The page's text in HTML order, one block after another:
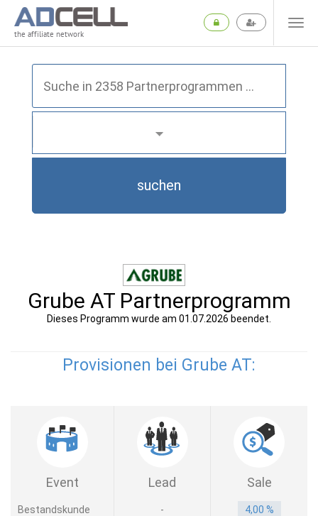
the affiliate network
suchen
Grube AT Partnerprogramm
Dieses Programm wurde am 01.07.2026 beendet.
Provisionen bei Grube AT:
Event Lead Sale
Bestandskunde -
4,00 %